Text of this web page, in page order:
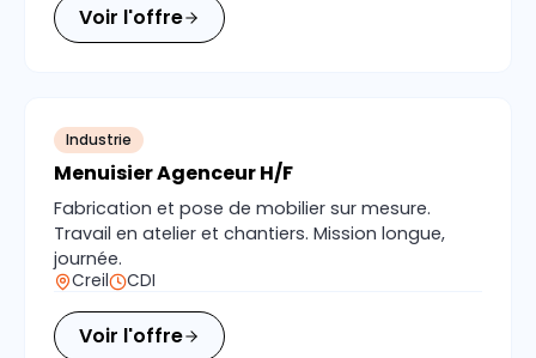
Voir l'offre
Industrie
Menuisier Agenceur H/F
Fabrication et pose de mobilier sur mesure.
Travail en atelier et chantiers. Mission longue,
journée.
Creil CDI
Voir l'offre